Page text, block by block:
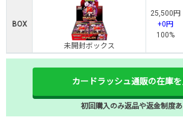
BOX
未開封ボックス
25,500円
+0円
100%
カードラッシュ通販の在庫
初回購入のみ返品や返金制度